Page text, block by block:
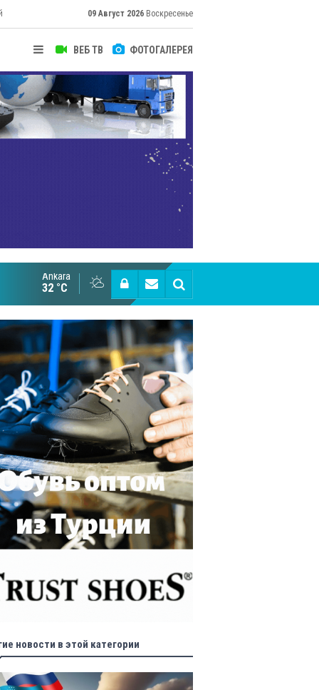
09 Август 2026 Воскресенье
ВЕБ ТВ ФОТОГАЛЕРЕЯ
Cottonhill покоряет мировые рынки
Ankara
32 °C
новости в этой категории